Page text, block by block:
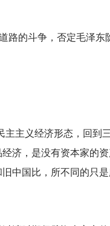
路的斗争，否定毛泽
主主义经济形态，回
济，是没有资本家的
中国比，所不同的只